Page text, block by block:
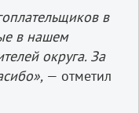
в
в нашем
округа. За
— отметил